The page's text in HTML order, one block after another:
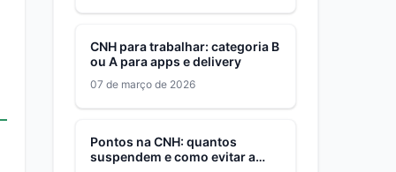
CNH para trabalhar: categoria B
ou A para apps e delivery
07 de março de 2026
Pontos na CNH: quantos
suspendem e como evitar a